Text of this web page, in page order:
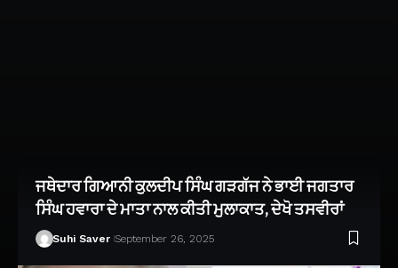
ਜਥੇਦਾਰ ਗਿਆਨੀ ਕੁਲਦੀਪ ਸਿੰਘ ਗੜਗੱਜ ਨੇ ਭਾਈ ਜਗਤਾਰ
ਸਿੰਘ ਹਵਾਰਾ ਦੇ ਮਾਤਾ ਨਾਲ ਕੀਤੀ ਮੁਲਾਕਾਤ, ਦੇਖੋ ਤਸਵੀਰਾਂ
Suhi Saver September 26, 2025